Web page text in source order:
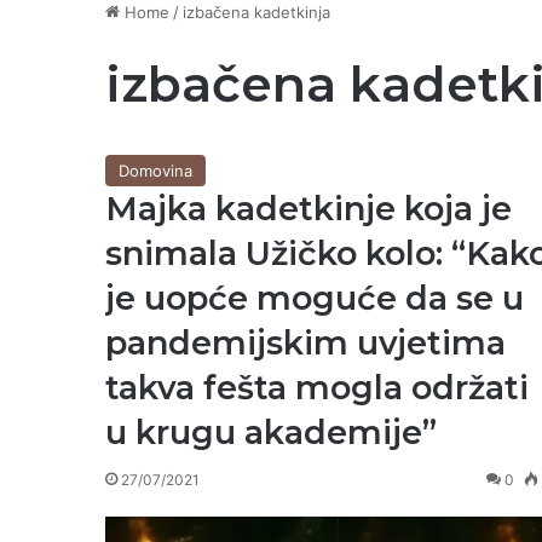
Home / izbačena kadetkinja
izbačena
Domovina
Majka kadetkinje koja je
snimala Užičko kolo:
je uopće moguće da se u
pandemijskim uvjetima
takva fešta mogla održati
u krugu akademije”
27/07/2021 0